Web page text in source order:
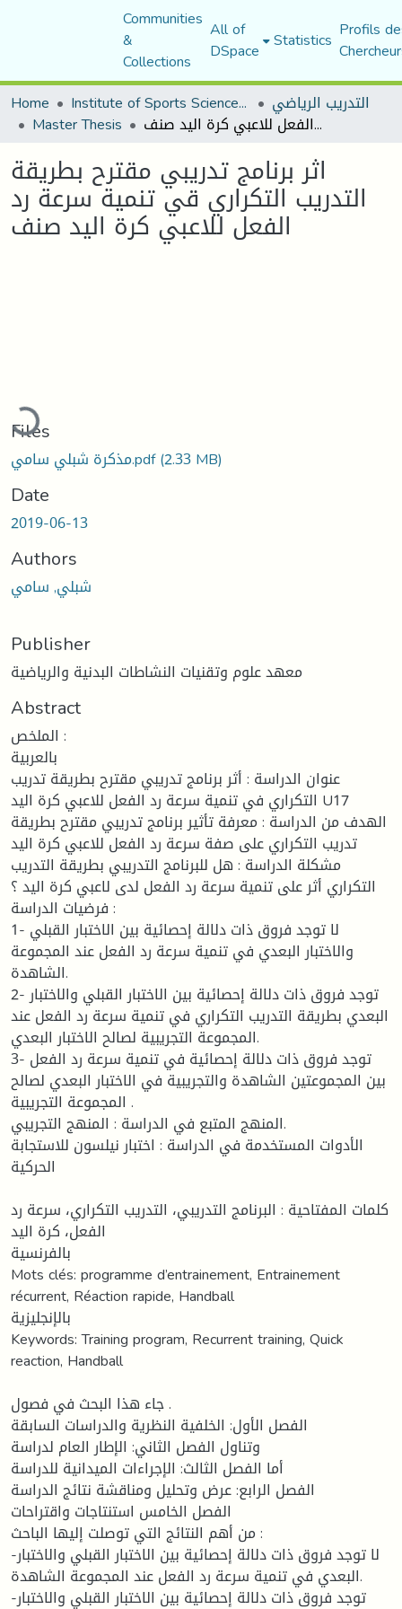
Communities
&
Collections
All of
DSpace Statistics Profils
Home
Institute of Sports Sciences and Techniques التدريب الرياضي
Master Thesis اثر برنامج تدريبي مقترح بطريقة التدريب التكراري قي تنمية سرعة رد الفعل للاعبي كرة اليد صنف
اثر برنامج تدريبي مقترح بطريقة
التدريب التكراري قي تنمية سرعة رد
الفعل للاعبي كرة اليد صنف
Loading...
Files
مذكرة شبلي سامي.pdf(2.33 MB)
Date
2019-06-13
Authors
شبلي, سامي
Publisher
معهد علوم وتقنيات النشاطات البدنية والرياضية
Abstract
الملخص :
بالعربية
عنوان الدراسة : أثر برنامج تدريبي مقترح بطريقة تدريب
التكراري في تنمية سرعة رد الفعل للاعبي كرة اليد U17
الهدف من الدراسة : معرفة تأثير برنامج تدريبي مقترح بطريقة
تدريب التكراري على صفة سرعة رد الفعل للاعبي كرة اليد
مشكلة الدراسة : هل للبرنامج التدريبي بطريقة التدريب
التكراري أثر على تنمية سرعة رد الفعل لدى لاعبي كرة اليد ؟
فرضيات الدراسة :
1- لا توجد فروق ذات دلالة إحصائية بين الاختبار القبلي
والاختبار البعدي في تنمية سرعة رد الفعل عند المجموعة
الشاهدة.
2- توجد فروق ذات دلالة إحصائية بين الاختبار القبلي والاختبار
البعدي بطريقة التدريب التكراري في تنمية سرعة رد الفعل عند
المجموعة التجريبية لصالح الاختبار البعدي.
3- توجد فروق ذات دلالة إحصائية في تنمية سرعة رد الفعل
بين المجموعتين الشاهدة والتجريبية في الاختبار البعدي لصالح
المجموعة التجريبية .
المنهج المتبع في الدراسة : المنهج التجريبي.
الأدوات المستخدمة في الدراسة : اختبار نيلسون للاستجابة
الحركية
كلمات المفتاحية : البرنامج التدريبي، التدريب التكراري، سرعة رد
الفعل، كرة اليد
بالفرنسية
Mots clés: programme d’entrainement, Entrainement
récurrent, Réaction rapide, Handball
بالإنجليزية
Keywords: Training program, Recurrent training, Quick
reaction, Handball
جاء هذا البحث في فصول .
الفصل الأول: الخلفية النظرية والدراسات السابقة
وتناول الفصل الثاني: الإطار العام لدراسة
أما الفصل الثالث: الإجراءات الميدانية للدراسة
الفصل الرابع: عرض وتحليل ومناقشة نتائج الدراسة
الفصل الخامس استنتاجات واقتراحات
من أهم النتائج التي توصلت إليها الباحث :
-لا توجد فروق ذات دلالة إحصائية بين الاختبار القبلي والاختبار
البعدي في تنمية سرعة رد الفعل عند المجموعة الشاهدة.
-توجد فروق ذات دلالة إحصائية بين الاختبار القبلي والاختبار